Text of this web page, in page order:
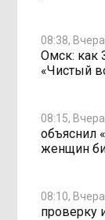
08:38, Вчера
Омск: как
«Чистый
08:15, Вчера
объяснил
женщин
08:10, Вчера
проверку